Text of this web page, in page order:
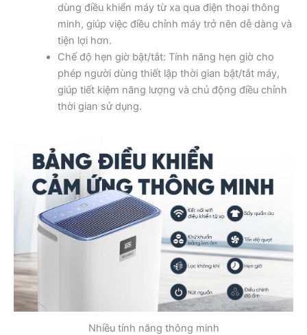
dùng điều khiển máy từ xa qua điện thoại thông
minh, giúp việc điều chỉnh máy trở nên dễ dàng và
tiện lợi hơn.
Chế độ hẹn giờ bật/tắt: Tính năng hẹn giờ cho
phép người dùng thiết lập thời gian bật/tắt máy,
giúp tiết kiệm năng lượng và chủ động điều chỉnh
thời gian sử dụng.
Nhiều tính năng thông minh